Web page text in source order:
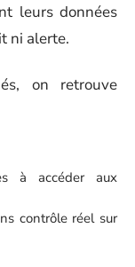
leurs données
ni alerte.
on retrouve
à accéder aux
contrôle réel sur